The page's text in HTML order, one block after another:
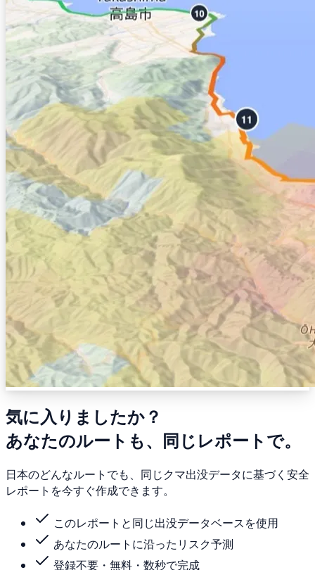
気に入りましたか？
あなたのルートも、同じレポートで。
日本のどんなルートでも、同じクマ出没データに基づく安全
レポートを今すぐ作成できます。
このレポートと同じ出没データベースを使用
あなたのルートに沿ったリスク予測
登録不要・無料・数秒で完成